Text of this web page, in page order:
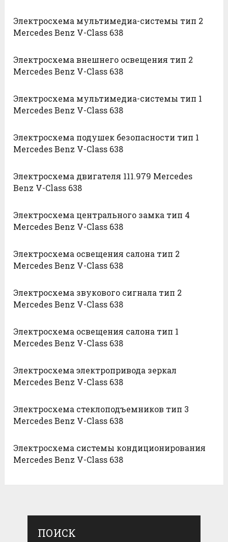
Электросхема мультимедиа-системы тип 2
Mercedes Benz V-Class 638
Электросхема внешнего освещения тип 2
Mercedes Benz V-Class 638
Электросхема мультимедиа-системы тип 1
Mercedes Benz V-Class 638
Электросхема подушек безопасности тип 1
Mercedes Benz V-Class 638
Электросхема двигателя 111.979 Mercedes
Benz V-Class 638
Электросхема центрального замка тип 4
Mercedes Benz V-Class 638
Электросхема освещения салона тип 2
Mercedes Benz V-Class 638
Электросхема звукового сигнала тип 2
Mercedes Benz V-Class 638
Электросхема освещения салона тип 1
Mercedes Benz V-Class 638
Электросхема электропривода зеркал
Mercedes Benz V-Class 638
Электросхема стеклоподъемников тип 3
Mercedes Benz V-Class 638
Электросхема системы кондиционирования
Mercedes Benz V-Class 638
ПОИСК